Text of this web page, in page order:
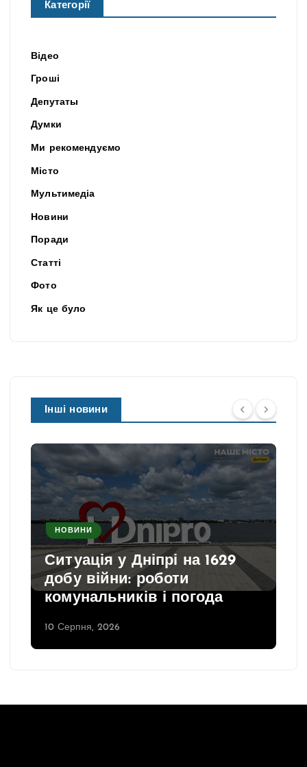
Категорії
Відео
Гроші
Депутаты
Думки
Ми рекомендуємо
Місто
Мультимедіа
Новини
Поради
Статті
Фото
Як це було
Інші новини
НОВИНИ
Ситуація у Дніпрі на 1629
добу війни: роботи
комунальників і погода
10 Серпня, 2026